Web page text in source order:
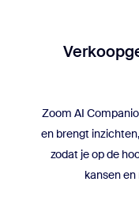
Zoom AI
en brengt
zodat je op de
kansen